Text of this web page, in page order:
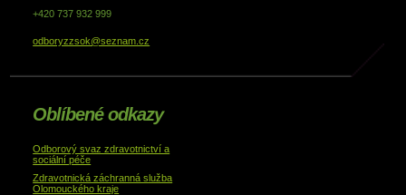
+420 737 932 999
odboryzzsok@seznam.cz
Oblíbené odkazy
Odborový svaz zdravotnictví a
sociální péče
Zdravotnická záchranná služba
Olomouckého kraje